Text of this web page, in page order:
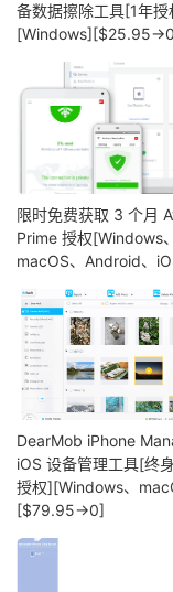
备数据擦除工具[1年授
限时免费获取 3 个月
Prime 授权[Windows、
macOS、Android、
DearMob iPhone
iOS 设备管理工具[终
授权][Windows、
[$79.95→0]